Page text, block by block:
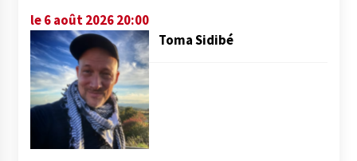
le 6 août 2026 20:00
Toma Sidibé